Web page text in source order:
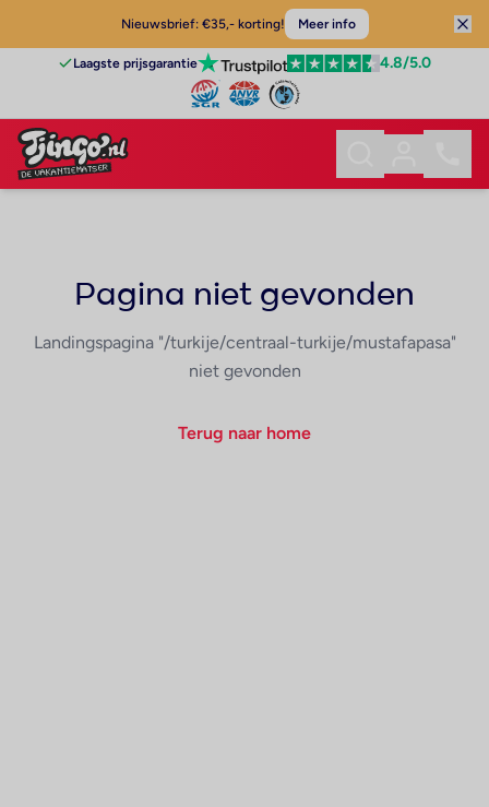
Nieuwsbrief: €35,- korting! Meer info
Laagste prijsgarantie 4.8/5.0
Pagina niet gevonden
Landingspagina "/turkije/centraal-turkije/mustafapasa"
niet gevonden
Terug naar home